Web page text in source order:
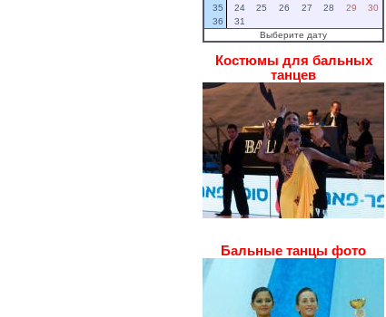
35
24 25 26 27 28 29
30
36
31
Выберите дату
Костюмы для бальных
танцев
Бальные танцы фото